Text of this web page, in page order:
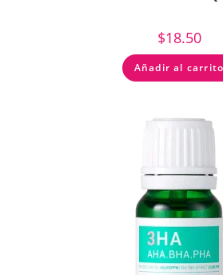
$18.50
Añadir al carrito